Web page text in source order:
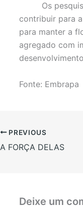
Os
contribuir para
para manter a
agregado com
Fonte: Embrapa
PREVIOUS
A FORÇA DELAS
Deixe um